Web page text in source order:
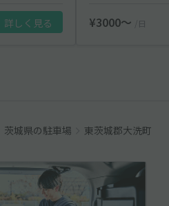
詳しく見る ¥3000〜 /日
茨城県の駐車場 東茨城郡大洗町の